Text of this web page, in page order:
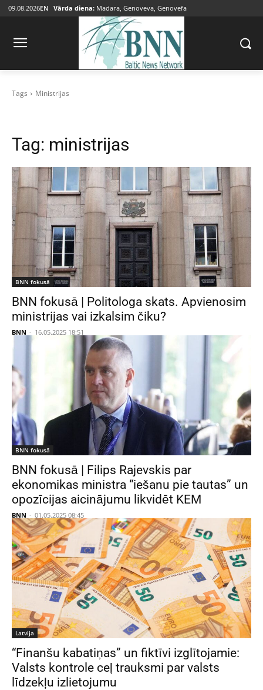
09.08.2026EN Vārda diena: Madara, Genoveva, Genovefa
Tags Ministrijas
Tag: ministrijas
BNN fokusā
BNN fokusā | Politologa skats. Apvienosim
ministrijas vai izkalsim čiku?
BNN - 16.05.2025 18:51
BNN fokusā
BNN fokusā | Filips Rajevskis par
ekonomikas ministra “iešanu pie tautas” un
opozīcijas aicinājumu likvidēt KEM
BNN - 01.05.2025 08:45
Latvija
“Finanšu kabatiņas” un fiktīvi izglītojamie:
Valsts kontrole ceļ trauksmi par valsts
līdzekļu izlietojumu